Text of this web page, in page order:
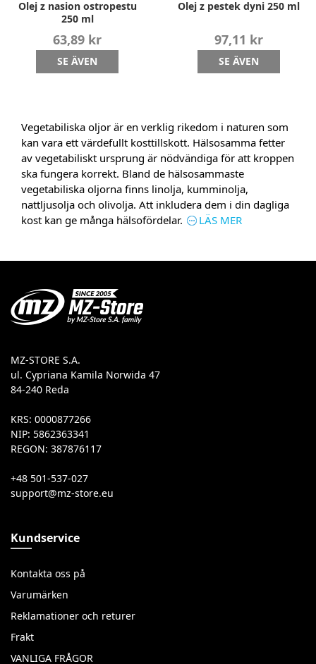
Olej z nasion ostropestu
250 ml
63,89 kr
SE ÄVEN
Olej z pestek dyni 250 ml
97,11 kr
SE ÄVEN
Vegetabiliska oljor är en verklig rikedom i naturen som
kan vara ett värdefullt kosttillskott. Hälsosamma fetter
av vegetabiliskt ursprung är nödvändiga för att kroppen
ska fungera korrekt. Bland de hälsosammaste
vegetabiliska oljorna finns linolja, kumminolja,
nattljusolja och olivolja. Att inkludera dem i din dagliga
kost kan ge många hälsofördelar.
LÄS MER
MZ-STORE S.A.
ul. Cypriana Kamila Norwida 47
84-240 Reda
KRS: 0000877266
NIP: 5862363341
REGON: 387876117
+48 501-537-027
Kundservice
Kontakta oss på
Varumärken
Reklamationer och returer
Frakt
VANLIGA FRÅGOR